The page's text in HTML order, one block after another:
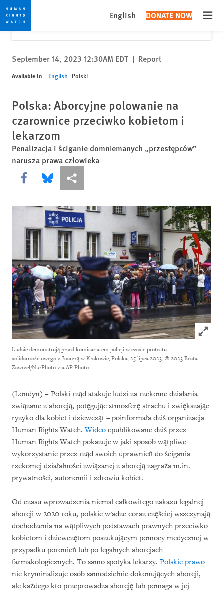
Skip
to
cookie
privacy
notice
Skip
to
main
content
English DONATE NOW
Would you like to read this page in English?
Yes
✕
September 14, 2023 12:30AM EDT | Report
Available In English Polski
Polska: Aborcyjne polowanie na
czarownice przeciwko kobietom i
lekarzom
Penalizacja i ściganie domniemanych „przestępców”
narusza prawa człowieka
Share this via Facebook
Share this via Bluesky
More sharing options
Click to
Ludzie demonstrują przed komisariatem policji w czasie protestu
solidarnościowego z Joanną w Krakowie, Polska, 25 lipca 2023. © 2023 Beata
Zawrzel/NurPhoto via AP Photo.
(Londyn) – Polski rząd atakuje ludzi za rzekome działania
związane z aborcją, potęgując atmosferę strachu i zwiększając
ryzyko dla kobiet i dziewcząt – poinformała dziś organizacja
Human Rights Watch.Wideo opublikowane dziś przez
Human Rights Watch pokazuje w jaki sposób wątpliwe
wykorzystanie przez rząd swoich uprawnień do ścigania
rzekomej działalności związanej z aborcją zagraża m.in.
prywatności, autonomii i zdrowiu kobiet.
Od czasu wprowadzenia niemal całkowitego zakazu legalnej
aborcji w 2020 roku, polskie władze coraz częściej wszczynają
dochodzenia na wątpliwych podstawach prawnych przeciwko
kobietom i dziewczętom poszukującym pomocy medycznej w
przypadku poronień lub po legalnych aborcjach
farmakologicznych. To samo spotyka lekarzy. Polskie prawo
nie kryminalizuje osób samodzielnie dokonujących aborcji,
ale każdego kto przeprowadza aborcję lub pomaga w jej